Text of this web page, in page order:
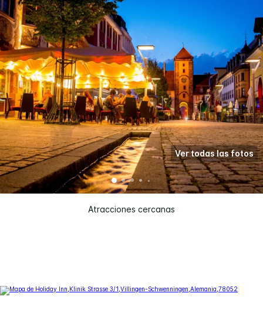
Atracciones cercanas
Ver todas las fotos